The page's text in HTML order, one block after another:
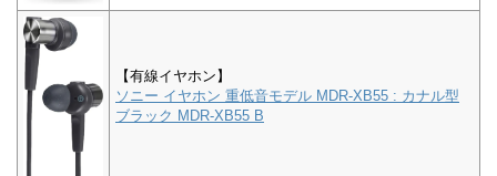
【有線イヤホン】
ソニー イヤホン 重低音モデル MDR-XB55 : カナル型
ブラック MDR-XB55 B